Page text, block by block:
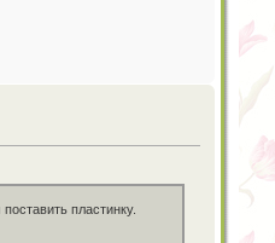
пластинку.